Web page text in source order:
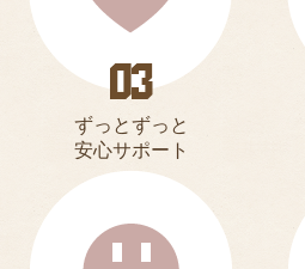
ずっとずっと
安心サポート